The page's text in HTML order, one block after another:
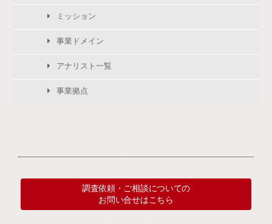
ミッション
事業ドメイン
アナリスト一覧
事業拠点
調査依頼・ご相談についての
お問い合せはこちら